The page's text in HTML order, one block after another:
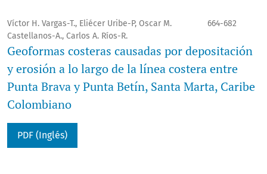
Víctor H. Vargas-T., Eliécer Uribe-P, Oscar M.
Castellanos-A., Carlos A. Ríos-R.
664-682
Geoformas costeras causadas por depositación
y erosión a lo largo de la línea costera entre
Punta Brava y Punta Betín, Santa Marta, Caribe
Colombiano
PDF (Inglés)